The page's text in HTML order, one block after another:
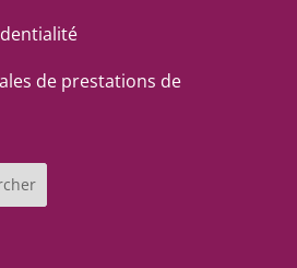
de prestations de